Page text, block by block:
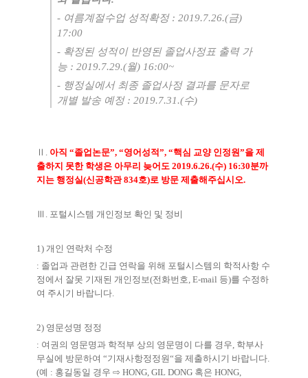
- 여름계절수업 성적확정 : 2019.7.26.(금)
17:00
- 확정된 성적이 반영된 졸업사정표 출력 가
능 : 2019.7.29.(월) 16:00~
- 행정실에서 최종 졸업사정 결과를 문자로
개별 발송 예정 : 2019.7.31.(수)
Ⅱ. 아직 “졸업논문”, “영어성적”, “핵심 교양 인정원”을 제
출하지 못한 학생은 아무리 늦어도 2019.6.26.(수) 16:30분까
지는 행정실(신공학관 834호)로 방문 제출해주십시오.
Ⅲ. 포털시스템 개인정보 확인 및 정비
1) 개인 연락처 수정
: 졸업과 관련한 긴급 연락을 위해 포털시스템의 학적사항 수
정에서 잘못 기재된 개인정보(전화번호, E-mail 등)를 수정하
여 주시기 바랍니다.
2) 영문성명 정정
: 여권의 영문명과 학적부 상의 영문명이 다를 경우, 학부사
무실에 방문하여 “기재사항정정원“을 제출하시기 바랍니다.
(예 : 홍길동일 경우 ⇨ HONG, GIL DONG 혹은 HONG,